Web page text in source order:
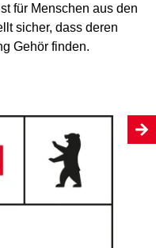
für Menschen aus den
sicher, dass deren
Gehör finden.